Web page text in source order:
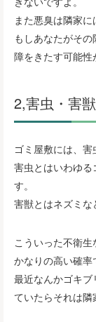
また悪臭は隣家に
もしあなたがそ
障をきたす可能性
2,害虫・害
ゴミ屋敷には、害
害虫とはいわゆる
す。
害獣とはネズミな
こういった不衛生
かなりの高い確率
最近なんかゴキ
ていたらそれは隣